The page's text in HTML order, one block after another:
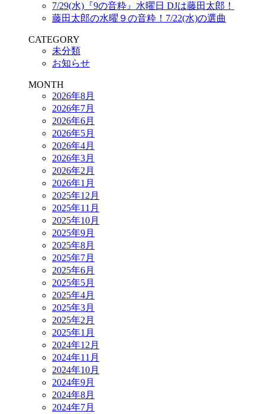
7/29(水)『9の音粋』水曜日 DJは藤田太郎！
藤田太郎の水曜９の音粋！7/22(水)の選曲
CATEGORY
未分類
お知らせ
MONTH
2026年8月
2026年7月
2026年6月
2026年5月
2026年4月
2026年3月
2026年2月
2026年1月
2025年12月
2025年11月
2025年10月
2025年9月
2025年8月
2025年7月
2025年6月
2025年5月
2025年4月
2025年3月
2025年2月
2025年1月
2024年12月
2024年11月
2024年10月
2024年9月
2024年8月
2024年7月